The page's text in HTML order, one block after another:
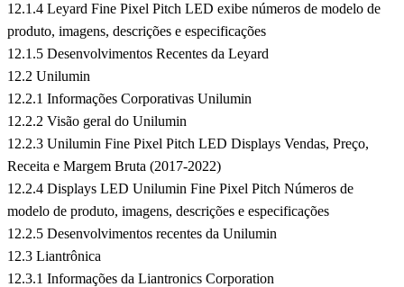
12.1.4 Leyard Fine Pixel Pitch LED exibe números de modelo de
produto, imagens, descrições e especificações
12.1.5 Desenvolvimentos Recentes da Leyard
12.2 Unilumin
12.2.1 Informações Corporativas Unilumin
12.2.2 Visão geral do Unilumin
12.2.3 Unilumin Fine Pixel Pitch LED Displays Vendas, Preço,
Receita e Margem Bruta (2017-2022)
12.2.4 Displays LED Unilumin Fine Pixel Pitch Números de
modelo de produto, imagens, descrições e especificações
12.2.5 Desenvolvimentos recentes da Unilumin
12.3 Liantrônica
12.3.1 Informações da Liantronics Corporation